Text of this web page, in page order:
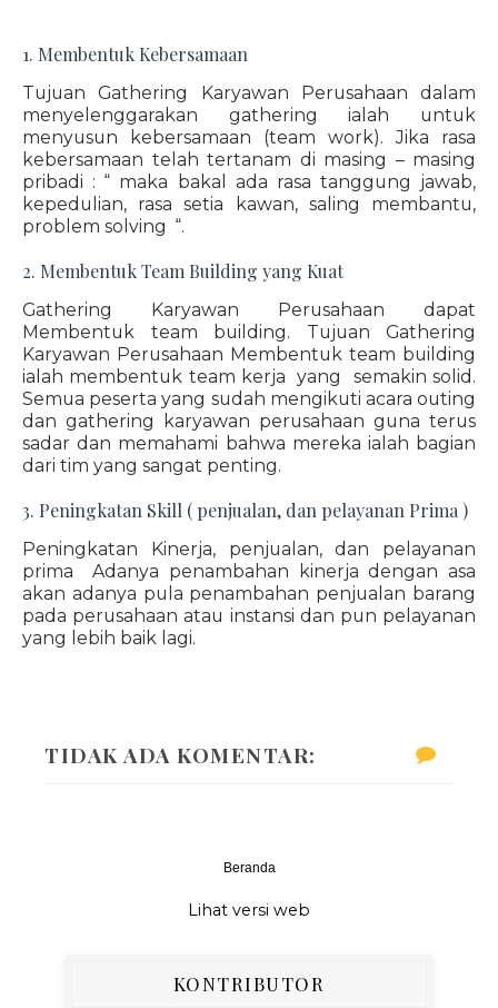
1. Membentuk Kebersamaan
Tujuan Gathering Karyawan Perusahaan dalam
menyelenggarakan gathering ialah untuk
menyusun kebersamaan (team work). Jika rasa
kebersamaan telah tertanam di masing – masing
pribadi : “ maka bakal ada rasa tanggung jawab,
kepedulian, rasa setia kawan, saling membantu,
problem solving “.
2. Membentuk Team Building yang Kuat
Gathering Karyawan Perusahaan dapat
Membentuk team building. Tujuan Gathering
Karyawan Perusahaan Membentuk team building
ialah membentuk team kerja yang semakin solid.
Semua peserta yang sudah mengikuti acara outing
dan gathering karyawan perusahaan guna terus
sadar dan memahami bahwa mereka ialah bagian
dari tim yang sangat penting.
3. Peningkatan Skill ( penjualan, dan pelayanan Prima )
Peningkatan Kinerja, penjualan, dan pelayanan
prima Adanya penambahan kinerja dengan asa
akan adanya pula penambahan penjualan barang
pada perusahaan atau instansi dan pun pelayanan
yang lebih baik lagi.
TIDAK ADA KOMENTAR:
Beranda
Lihat versi web
KONTRIBUTOR